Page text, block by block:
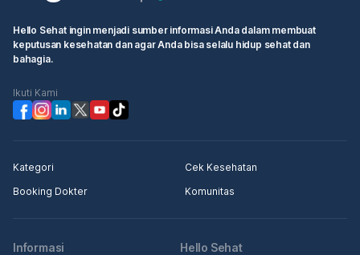
Hello Sehat ingin menjadi sumber informasi Anda dalam membuat
keputusan kesehatan dan agar Anda bisa selalu hidup sehat dan
bahagia.
Ikuti Kami
Kategori
Cek Kesehatan
Booking Dokter
Komunitas
Informasi Hello Sehat